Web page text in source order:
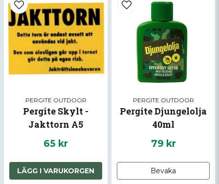
PERGITE OUTDOOR
Pergite Skylt -
Jakttorn A5
65 kr
LÄGG I VARUKORGEN
PERGITE OUTDOOR
Pergite Djungelolja
40ml
79 kr
Bevaka